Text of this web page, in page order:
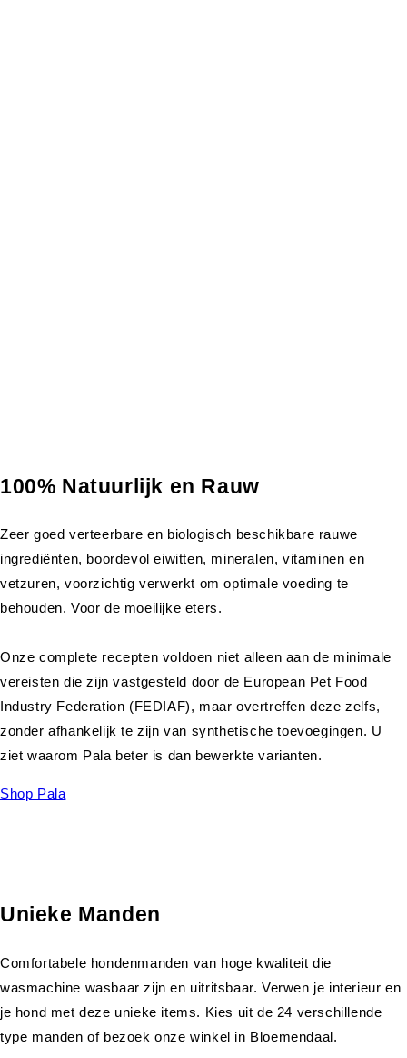
100% Natuurlijk en Rauw
Zeer goed verteerbare en biologisch beschikbare rauwe
ingrediënten, boordevol eiwitten, mineralen, vitaminen en
vetzuren, voorzichtig verwerkt om optimale voeding te
behouden. Voor de moeilijke eters.
Onze complete recepten voldoen niet alleen aan de minimale
vereisten die zijn vastgesteld door de European Pet Food
Industry Federation (FEDIAF), maar overtreffen deze zelfs,
zonder afhankelijk te zijn van synthetische toevoegingen. U
ziet waarom Pala beter is dan bewerkte varianten.
Shop Pala
Unieke Manden
Comfortabele hondenmanden van hoge kwaliteit die
wasmachine wasbaar zijn en uitritsbaar. Verwen je interieur en
je hond met deze unieke items. Kies uit de 24 verschillende
type manden of bezoek onze winkel in Bloemendaal.